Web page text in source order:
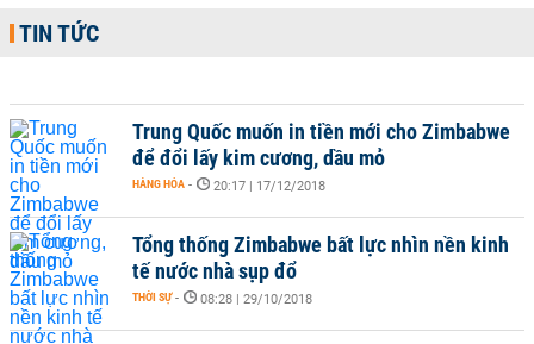
TIN TỨC
Trung Quốc muốn in tiền mới cho Zimbabwe
để đổi lấy kim cương, dầu mỏ
HÀNG HÓA - 20:17 | 17/12/2018
Tổng thống Zimbabwe bất lực nhìn nền kinh
tế nước nhà sụp đổ
THỜI SỰ - 08:28 | 29/10/2018